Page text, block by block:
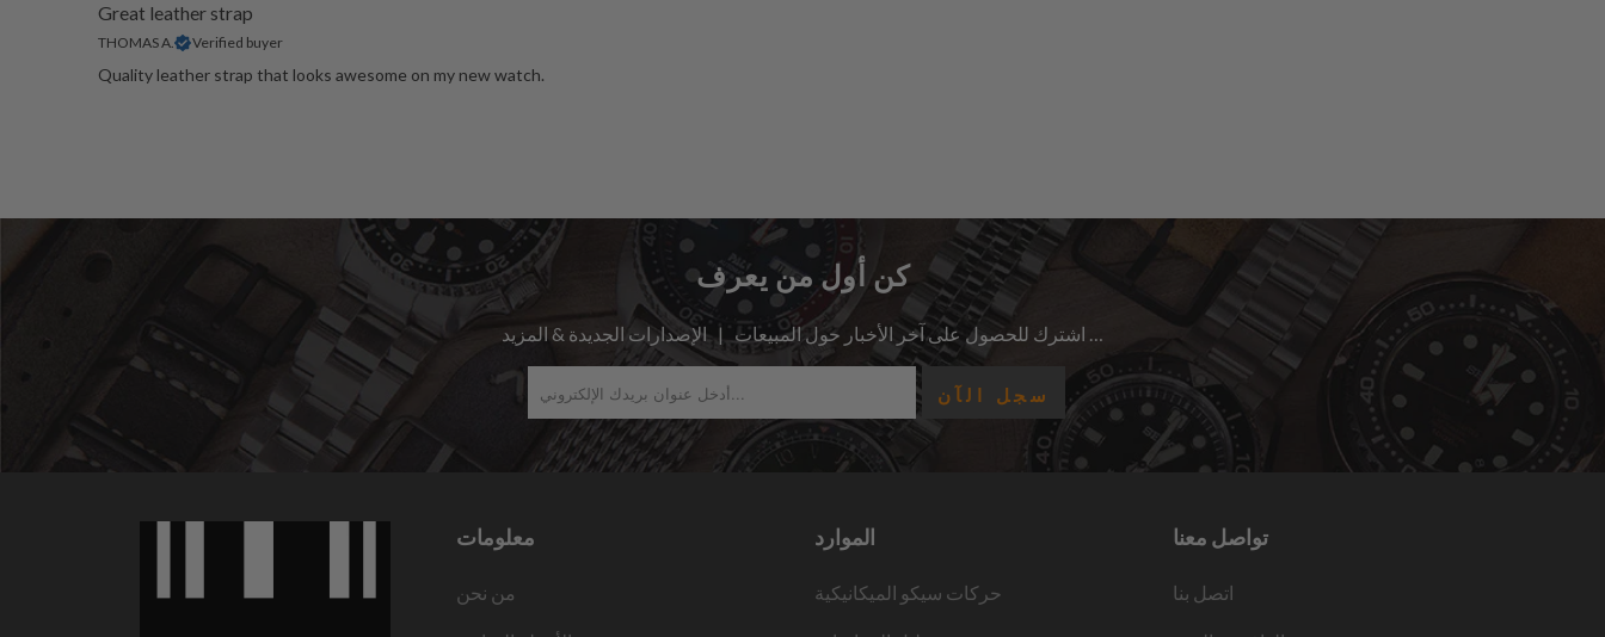
Great leather strap
THOMAS A. Verified buyer
Quality leather strap that looks awesome on my new watch.
كن أول من يعرف
اشترك للحصول على آخر الأخبار حول المبيعات | الإصدارات الجديدة & المزيد …
معلومات
من نحن
الموارد
حركات سيكو الميكانيكية
تواصل معنا
اتصل بنا